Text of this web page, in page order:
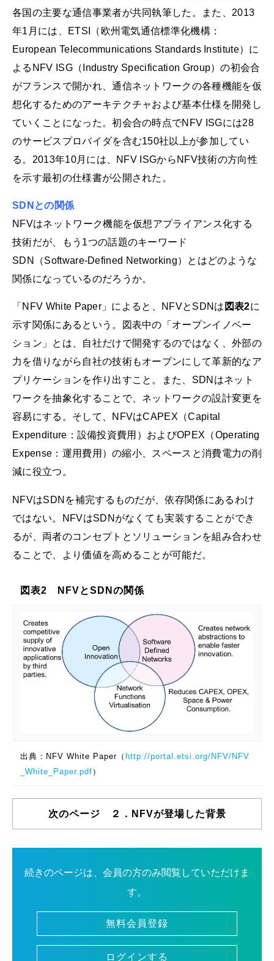
各国の主要な通信事業者が共同執筆した。また、2013
年1月には、ETSI（欧州電気通信標準化機構：
European Telecommunications Standards Institute）に
よるNFV ISG（Industry Specification Group）の初会合
がフランスで開かれ、通信ネットワークの各種機能を仮
想化するためのアーキテクチャおよび基本仕様を開発し
ていくことになった。初会合の時点でNFV ISGには28
のサービスプロバイダを含む150社以上が参加してい
る。2013年10月には、NFV ISGからNFV技術の方向性
を示す最初の仕様書が公開された。
SDNとの関係
NFVはネットワーク機能を仮想アプライアンス化する
技術だが、もう1つの話題のキーワード
SDN（Software-Defined Networking）とはどのような
関係になっているのだろうか。
「NFV White Paper」によると、NFVとSDNは 図表2に
示す関係にあるという。図表中の「オープンイノベー
ション」とは、自社だけで開発するのではなく、外部の
力を借りながら自社の技術もオープンにして革新的なア
プリケーションを作り出すこと。また、SDNはネット
ワークを抽象化することで、ネットワークの設計変更を
容易にする。そして、NFVはCAPEX（Capital
Expenditure：設備投資費用）およびOPEX（Operating
Expense：運用費用）の縮小、スペースと消費電力の削
減に役立つ。
NFVはSDNを補完するものだが、依存関係にあるわけ
ではない。NFVはSDNがなくても実装することができ
るが、両者のコンセプトとソリューションを組み合わせ
ることで、より価値を高めることが可能だ。
図表2 NFVとSDNの関係
出典：NFV White Paper（ http://portal.etsi.org/NFV/NFV
_White_Paper.pdf ）
次のページ ２．NFVが登場した背景
続きのページは、会員の方のみ閲覧していただけま
す。
無料会員登録
ログインする